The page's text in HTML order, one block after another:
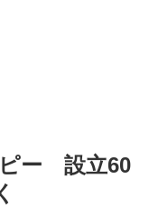
ピー 設立60